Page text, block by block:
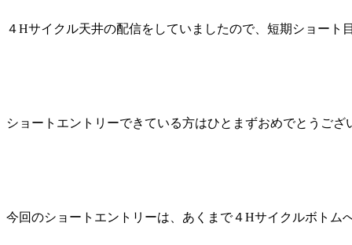
４Hサイクル天井の配信をしていましたので、短期ショート
ショートエントリーできている方はひとまずおめでとうござ
今回のショートエントリーは、あくまで４Hサイクルボト